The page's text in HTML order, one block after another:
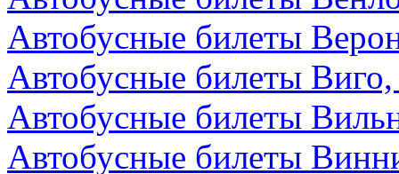
Автобусные билеты
Автобусные билеты
Автобусные билеты
Автобусные билеты